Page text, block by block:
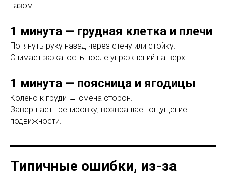
тазом.
1 минута — грудная клетка и плечи
Потянуть руку назад через стену или стойку.
Снимает зажатость после упражнений на верх.
1 минута — поясница и ягодицы
Колено к груди → смена сторон.
Завершает тренировку, возвращает ощущение
подвижности.
Типичные ошибки, из-за